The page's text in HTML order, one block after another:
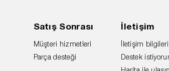
Satış Sonrası
Müşteri hizmetleri
Parça desteği
İletişim
İletişim bilgileri
Destek